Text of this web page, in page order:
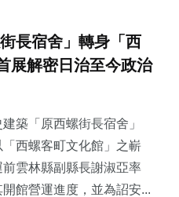
長宿舍」轉身「西
展解密日治至今政治
築「原西螺街長宿舍」
西螺客町文化館」之嶄
雲林縣副縣長謝淑亞率
館營運進度，並為詔安...
+ 30